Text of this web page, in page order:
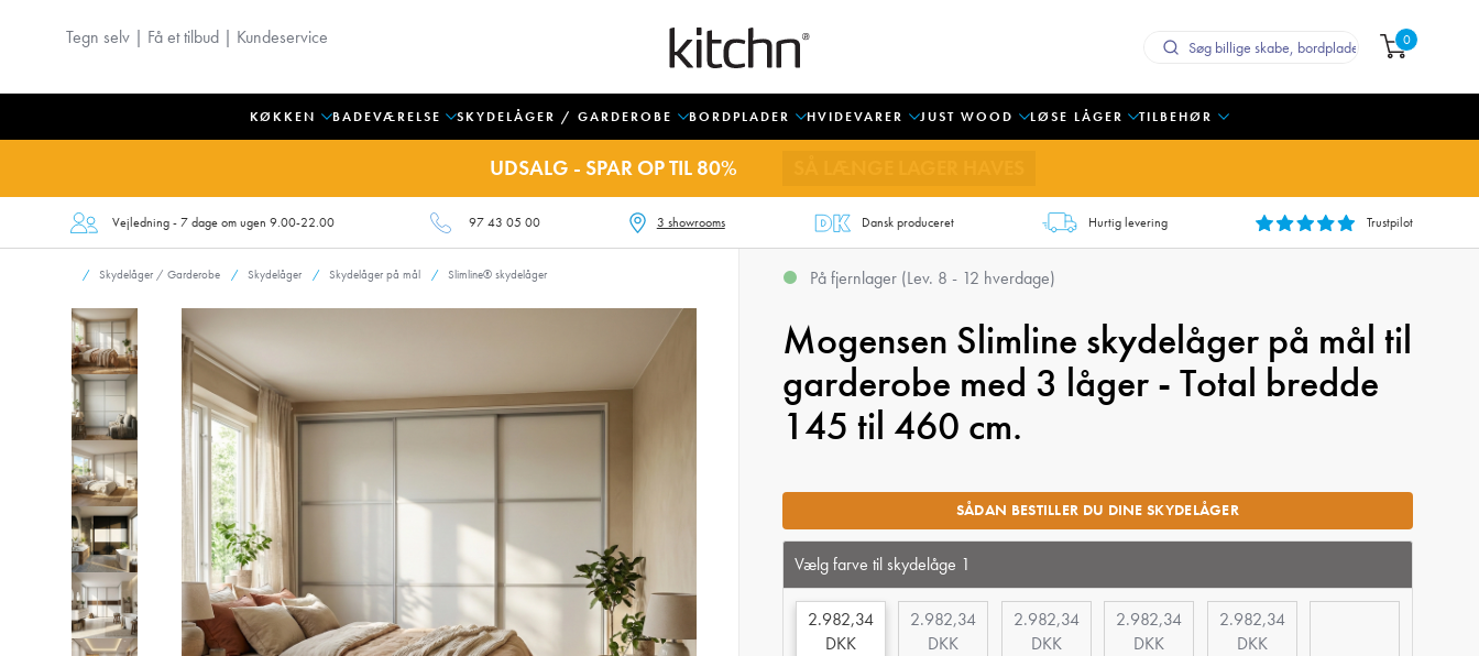
Tegn selv | Få et tilbud | Kundeservice 0
KØKKEN BADEVÆRELSE SKYDELÅGER / GARDEROBE BORDPLADER HVIDEVARER JUST WOOD LØSE LÅGER TILBEHØR
UDSALG - SPAR OP TIL 80%
Vejledning - 7 dage om ugen 9.00-22.00 97 43 05 00 3 showrooms Dansk produceret Hurtig levering Trustpilot
Skydelåger / Garderobe Skydelåger Skydelåger på mål Slimline® skydelåger På fjernlager (Lev. 8 - 12 hverdage)
Mogensen Slimline skydelåger på mål til
garderobe med 3 låger - Total bredde
145 til 460 cm.
SÅDAN BESTILLER DU DINE SKYDELÅGER
Vælg farve til skydelåge 1
2.982,34
DKK
2.982,34
DKK
2.982,34
DKK
2.982,34
DKK
2.982,34
DKK